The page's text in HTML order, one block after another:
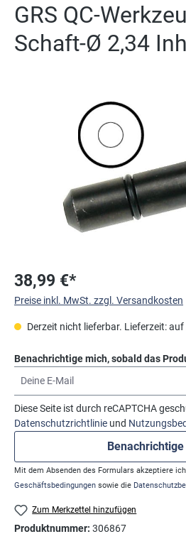
GRS QC-
Schaft-Ø 2,34
Bildergalerie überspringen
38,99 €*
Preise inkl. MwSt. zzgl. Versandkosten
Derzeit nicht lieferbar. Lieferzeit:
Benachrichtige mich, sobald das
Diese Seite ist durch reCAPTCHA
Datenschutzrichtlinie und
Mit dem Absenden des Formulars akzeptiere
Geschäftsbedingungen sowie die
Zum Merkzettel hinzufügen
Produktnummer: 306867